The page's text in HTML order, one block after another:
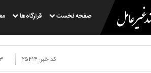
صفحه نخست قرارگاه‌ها
۰۳ کد خبر: ۲۵۴۱۴